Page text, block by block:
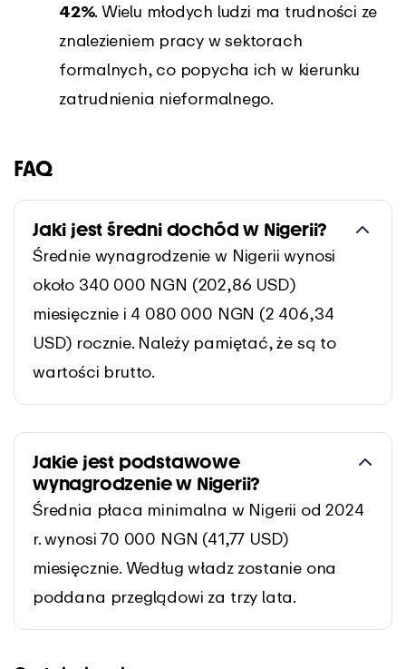
42%. Wielu młodych ludzi ma trudności ze
znalezieniem pracy w sektorach
formalnych, co popycha ich w kierunku
zatrudnienia nieformalnego.
FAQ
Jaki jest średni dochód w Nigerii?
Średnie wynagrodzenie w Nigerii wynosi
około 340 000 NGN (202,86 USD)
miesięcznie i 4 080 000 NGN (2 406,34
USD) rocznie. Należy pamiętać, że są to
wartości brutto.
Jakie jest podstawowe
wynagrodzenie w Nigerii?
Średnia płaca minimalna w Nigerii od 2024
r. wynosi 70 000 NGN (41,77 USD)
miesięcznie. Według władz zostanie ona
poddana przeglądowi za trzy lata.